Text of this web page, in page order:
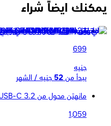
يمكنك ايضاً شراء
ديفيا Ultra2 كابل Type C بقوة 240 وات متعدد الوظائف PD مع مصباح وولاعة بطول 1.5 متر موديل EC660 - أسود
699
جنيه
يبدأ من 52 جنيه / الشهر
مانهتن محول من USB-C 3.2 إلي أنترنت Gigabit بسرعة 10/100/1000 Mbps - أبيض
1,059